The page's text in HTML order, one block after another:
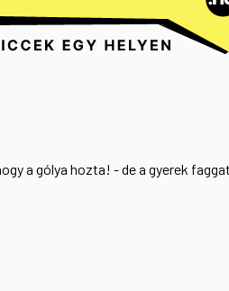
a gólya hozta! - de a gyerek